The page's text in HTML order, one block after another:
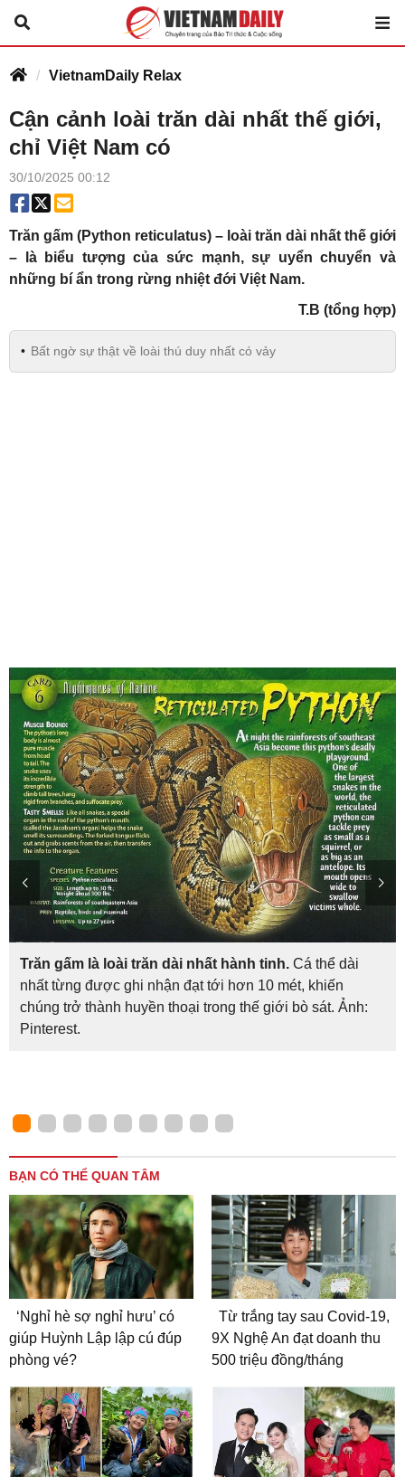
VietnamDaily Relax
Cận cảnh loài trăn dài nhất thế giới,
chỉ Việt Nam có
30/10/2025 00:12
Trăn gấm (Python reticulatus) – loài trăn dài nhất thế giới
– là biểu tượng của sức mạnh, sự uyển chuyển và
những bí ẩn trong rừng nhiệt đới Việt Nam.
T.B (tổng hợp)
Bất ngờ sự thật về loài thú duy nhất có vảy
Trăn gấm là loài trăn dài nhất hành tinh. Cá thể dài
nhất từng được ghi nhận đạt tới hơn 10 mét, khiến
chúng trở thành huyền thoại trong thế giới bò sát. Ảnh:
Pinterest.
BẠN CÓ THỂ QUAN TÂM
‘Nghỉ hè sợ nghỉ hưu’ có
giúp Huỳnh Lập lập cú đúp
phòng vé?
Từ trắng tay sau Covid-19,
9X Nghệ An đạt doanh thu
500 triệu đồng/tháng